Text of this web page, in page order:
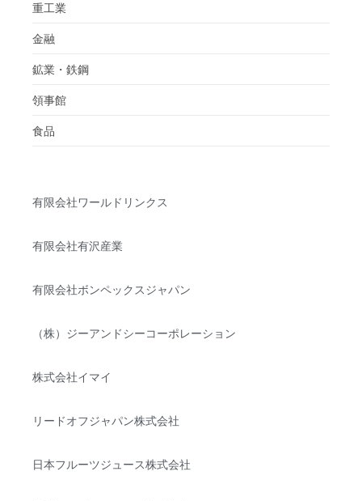
重工業
金融
鉱業・鉄鋼
領事館
食品
有限会社ワールドリンクス
有限会社有沢産業
有限会社ボンペックスジャパン
（株）ジーアンドシーコーポレーション
株式会社イマイ
リードオフジャパン株式会社
日本フルーツジュース株式会社